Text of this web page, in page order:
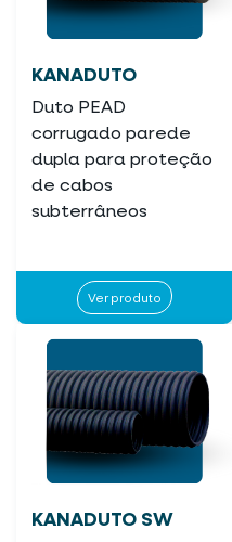
KANADUTO
Duto PEAD
corrugado parede
dupla para proteção
de cabos
subterrâneos
Ver produto
KANADUTO SW